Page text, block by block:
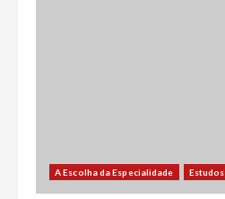
A Escolha da Especialidade Estudos